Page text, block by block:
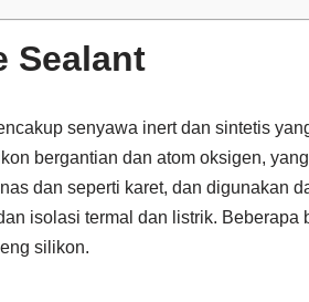
Sealant
senyawa inert dan sintetis
bergantian dan atom oksigen,
dan seperti karet, dan digunakan
isolasi termal dan listrik. Beberapa
silikon.